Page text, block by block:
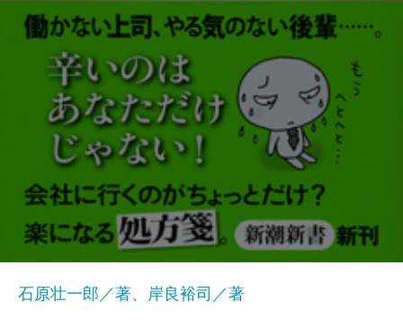
石原壮一郎／著、岸良裕司／著